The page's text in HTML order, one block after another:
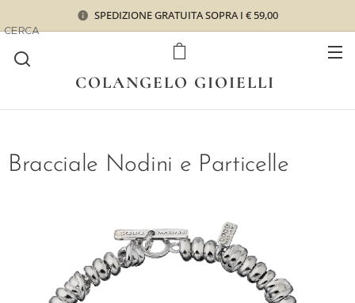
SPEDIZIONE GRATUITA SOPRA I € 59,00
COLANGELO GIOIELLI
CERCA
Bracciale Nodini e Particelle